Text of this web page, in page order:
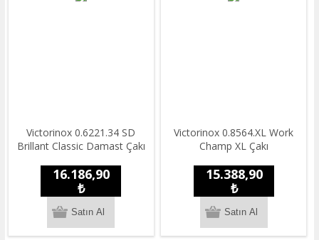
Victorinox 0.6221.34 SD
Brillant Classic Damast Çakı
16.186,90
₺
​Victorinox 0.8564.XL Work
Champ XL Çakı
15.388,90
₺